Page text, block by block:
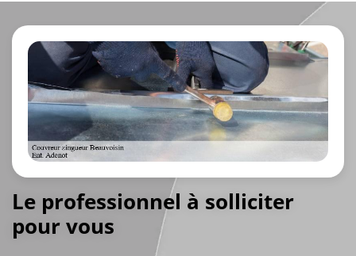
Le professionnel à solliciter
pour vous